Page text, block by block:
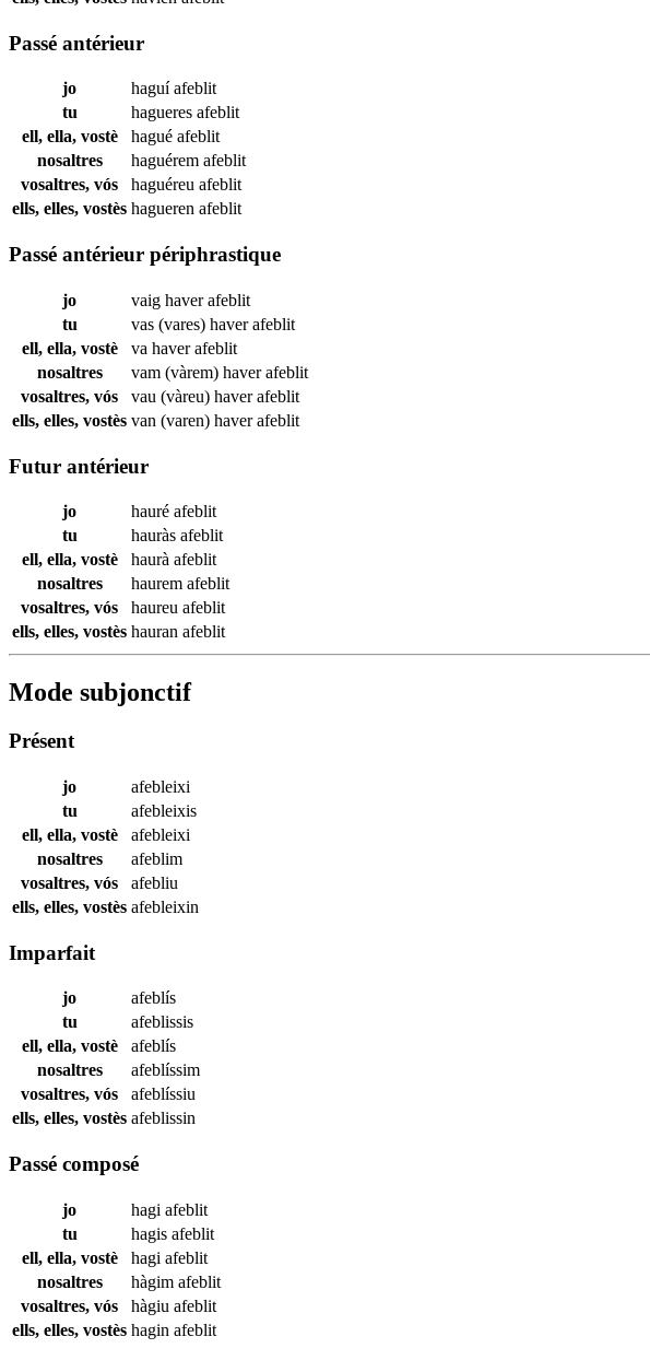
Passé antérieur
jo haguíafeblit
tu
hagueres afeblit
ell, ella, vostè
hagué afeblit
nosaltres
haguérem afeblit
vosaltres, vós
haguéreu afeblit
ells, elles, vostès hagueren afeblit
Passé antérieur périphrastique
jo vaig haverafeblit
tu
vas (vares) haverafeblit
ell, ella, vostè
va haverafeblit
nosaltres
vam (vàrem) haverafeblit
vosaltres, vós
vau (vàreu) haverafeblit
ells, elles, vostès van (varen) haverafeblit
Futur antérieur
jo hauré afeblit
tu
hauràs afeblit
ell, ella, vostè
haurà afeblit
nosaltres
haurem afeblit
vosaltres, vós
haureu afeblit
ells, elles, vostès hauran afeblit
Mode subjonctif
Présent
jo
afebleixi
tu
afebleixis
ell, ella, vostè
afebleixi
nosaltres
afeblim
vosaltres, vós
afebliu
ells, elles, vostès afebleixin
Imparfait
jo
afeblís
tu
afeblissis
ell, ella, vostè
afeblís
nosaltres
afeblíssim
vosaltres, vós
afeblíssiu
ells, elles, vostès afeblissin
Passé composé
jo hagi afeblit
tu
hagis afeblit
ell, ella, vostè
hagi afeblit
nosaltres
hàgim afeblit
vosaltres, vós
hàgiu afeblit
ells, elles, vostès hagin afeblit